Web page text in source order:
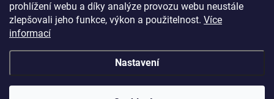
prohlížení webu a díky analýze provozu webu neustále
zlepšovali jeho funkce, výkon a použitelnost. Více
informací
Nastavení
FACEBOOK
Copyright 2026DMC style. Všechna práva vyhrazena.Upravit nastavení
cookies